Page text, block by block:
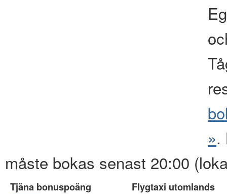
».
måste bokas senast 20:00
Tjäna bonuspoäng Flygtaxi utomlands